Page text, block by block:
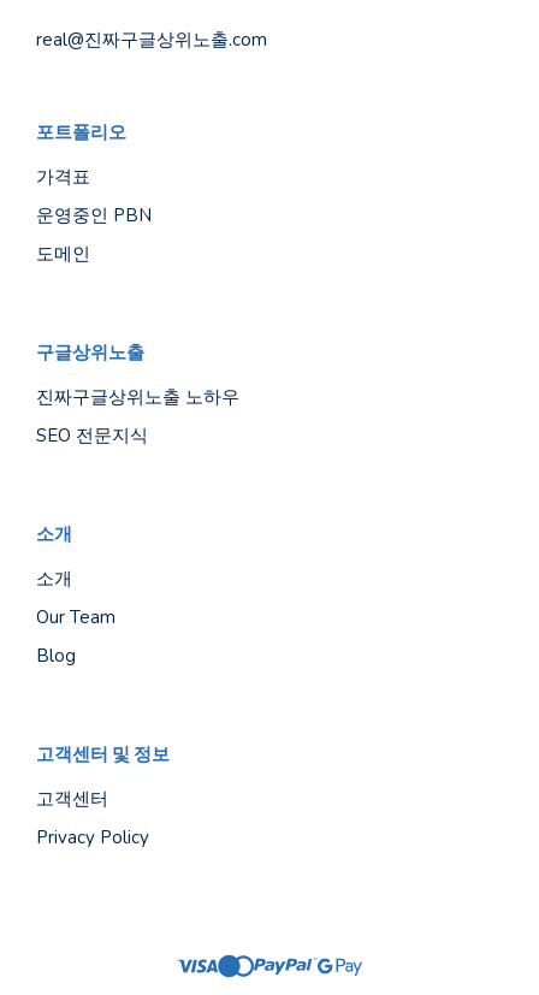
real@진짜구글상위노출.com
포트폴리오
가격표
운영중인 PBN
도메인
구글상위노출
진짜구글상위노출 노하우
SEO 전문지식
소개
소개
Our Team
Blog
고객센터 및 정보
고객센터
Privacy Policy